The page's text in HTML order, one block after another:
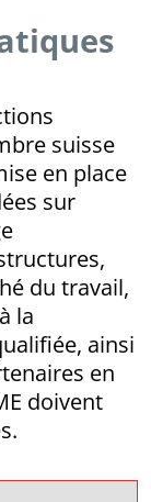
suisse
en place
sur
du travail,
la
ainsi
en
doivent